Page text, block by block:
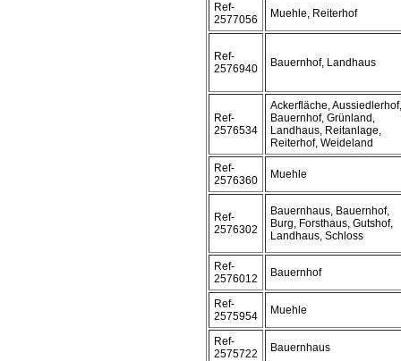
Ref-
2577056
Muehle, Reiterhof
Ref-
2576940
Bauernhof, Landhaus
Ref-
2576534
Ackerfläche, Aussiedlerhof,
Bauernhof, Grünland,
Landhaus, Reitanlage,
Reiterhof, Weideland
Ref-
2576360
Muehle
Ref-
2576302
Bauernhaus, Bauernhof,
Burg, Forsthaus, Gutshof,
Landhaus, Schloss
Ref-
2576012
Bauernhof
Ref-
2575954
Muehle
Ref-
2575722
Bauernhaus